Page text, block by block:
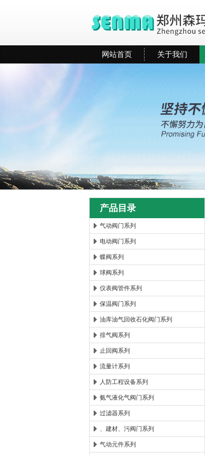
郑州森玛自控阀门有
网站首页 关于我们
产品目录
气动阀门系列
电动阀门系列
蝶阀系列
球阀系列
仪表阀管件系列
保温阀门系列
油库油气回收石化阀门系列
排气阀系列
止回阀系列
流量计系列
人防工程设备系列
氨气液化气阀门系列
过滤器系列
、建材、污阀门系列
气动元件系列